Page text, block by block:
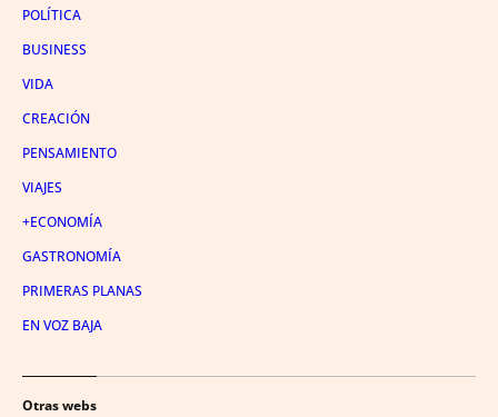
POLÍTICA
BUSINESS
VIDA
CREACIÓN
PENSAMIENTO
VIAJES
+ECONOMÍA
GASTRONOMÍA
PRIMERAS PLANAS
EN VOZ BAJA
Otras webs